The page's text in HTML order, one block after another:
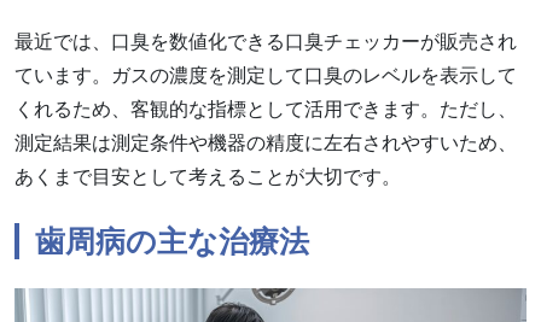
最近では、口臭を数値化できる口臭チェッカーが販売され
ています。ガスの濃度を測定して口臭のレベルを表示して
くれるため、客観的な指標として活用できます。ただし、
測定結果は測定条件や機器の精度に左右されやすいため、
あくまで目安として考えることが大切です。
歯周病の主な治療法